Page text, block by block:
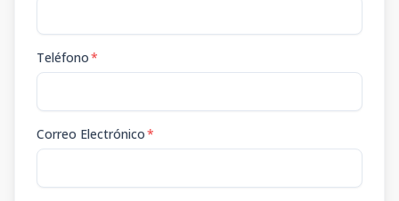
Teléfono*
Correo Electrónico*